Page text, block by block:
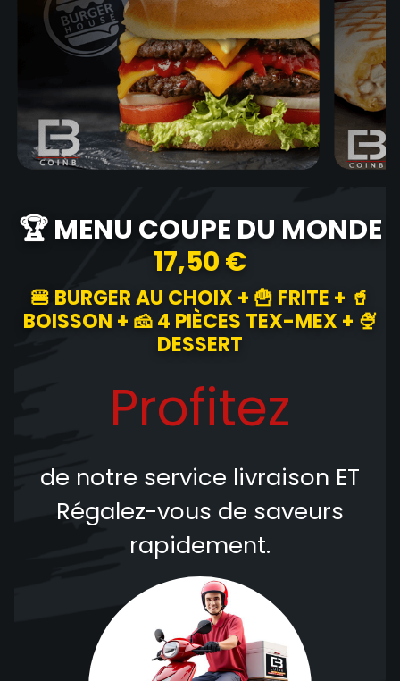
🏆 MENU COUPE DU MONDE
17,50 €
🍔 BURGER AU CHOIX + 🍟 FRITE + 🥤
BOISSON + 🧀 4 PIÈCES TEX-MEX + 🍨
DESSERT
Profitez
de notre service livraison ET
Régalez-vous de saveurs
rapidement.